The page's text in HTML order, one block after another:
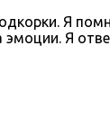
Я
эмоции. Я